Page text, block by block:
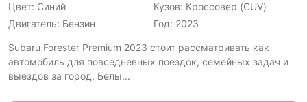
Цвет: Синий
Кузов: Кроссовер (CUV)
Двигатель: Бензин
Год: 2023
Subaru Forester Premium 2023 стоит рассматривать как
автомобиль для повседневных поездок, семейных задач и
выездов за город. Белы...